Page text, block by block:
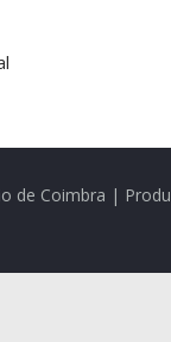
de Coimbra |